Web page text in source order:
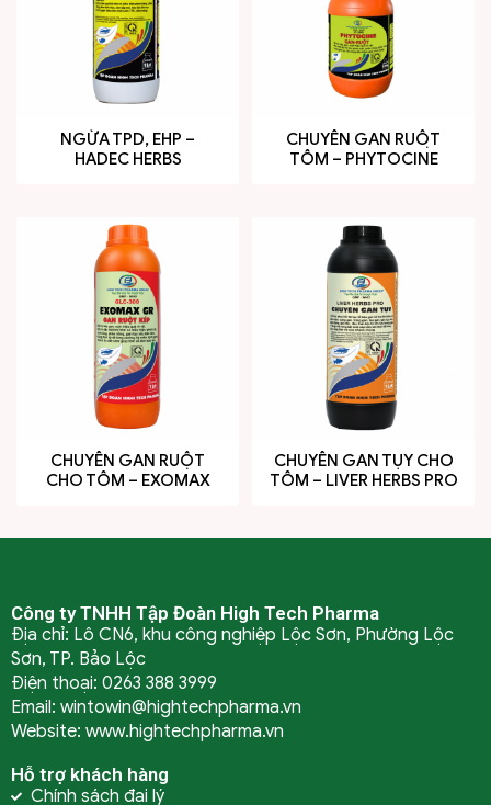
NGỪA TPD, EHP –
HADEC HERBS
CHUYÊN GAN RUỘT
TÔM – PHYTOCINE
CHUYÊN GAN RUỘT
CHO TÔM – EXOMAX
CHUYÊN GAN TỤY CHO
TÔM – LIVER HERBS PRO
Công ty TNHH Tập Đoàn High Tech Pharma
Địa chỉ: Lô CN6, khu công nghiệp Lộc Sơn, Phường Lộc
Sơn, TP. Bảo Lộc
Điện thoại: 0263 388 3999
Email: wintowin@hightechpharma.vn
Website: www.hightechpharma.vn
Hỗ trợ khách hàng
Chính sách đại lý